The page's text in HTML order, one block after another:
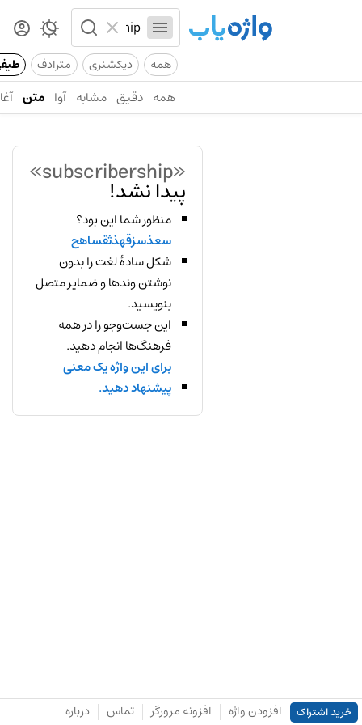
همه دیکشنری مترادف
همه دقیق مشابه آوا متن
«subscribership»
پیدا نشد!
منظور شما این بود؟
سعذسزقهذثقساهح
شکل سادهٔ لغت را بدون
نوشتن وندها و ضمایر متصل
بنویسید.
این جست‌وجو را در همه
فرهنگ‌ها انجام دهید.
برای این واژه یک معنی
پیشنهاد دهید.
خرید اشتراک افزودن واژه افزونه مرورگر تماس درباره